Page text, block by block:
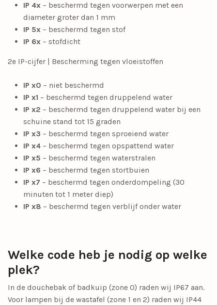
IP 4x – beschermd tegen voorwerpen met een
diameter groter dan 1 mm
IP 5x – beschermd tegen stof
IP 6x – stofdicht
2e IP-cijfer | Bescherming tegen vloeistoffen
IP x0 – niet beschermd
IP x1 – beschermd tegen druppelend water
IP x2 – beschermd tegen druppelend water bij een
schuine stand tot 15 graden
IP x3 – beschermd tegen sproeiend water
IP x4 – beschermd tegen opspattend water
IP x5 – beschermd tegen waterstralen
IP x6 – beschermd tegen stortbuien
IP x7 – beschermd tegen onderdompeling (30
minuten tot 1 meter diep)
IP x8 – beschermd tegen verblijf onder water
Welke code heb je nodig op welke
plek?
In de douchebak of badkuip (zone 0) raden wij IP67 aan.
Voor lampen bij de wastafel (zone 1 en 2) raden wij IP44